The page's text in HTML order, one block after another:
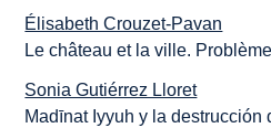
Élisabeth Crouzet-Pavan
Le château et la ville.
Sonia Gutiérrez Lloret
Madīnat Iyyuh y la destrucción